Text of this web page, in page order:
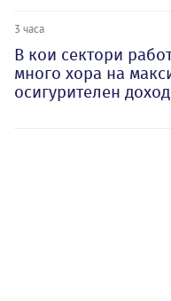
3 часа
В кои сектори
много хора на
осигурителен доход